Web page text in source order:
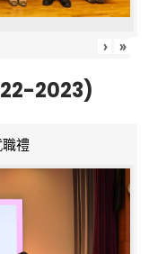
› »
2023)
禮